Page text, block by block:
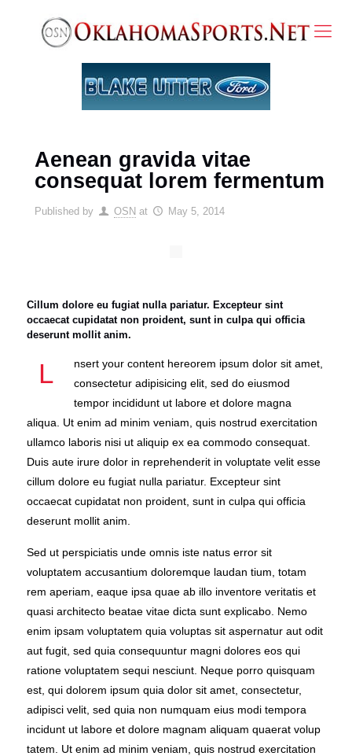
Aenean gravida vitae
consequat lorem fermentum
Published by OSN at May 5, 2014
Cillum dolore eu fugiat nulla pariatur. Excepteur sint
occaecat cupidatat non proident, sunt in culpa qui officia
deserunt mollit anim.
L
nsert your content hereorem ipsum dolor sit amet,
consectetur adipisicing elit, sed do eiusmod
tempor incididunt ut labore et dolore magna
aliqua. Ut enim ad minim veniam, quis nostrud exercitation
ullamco laboris nisi ut aliquip ex ea commodo consequat.
Duis aute irure dolor in reprehenderit in voluptate velit esse
cillum dolore eu fugiat nulla pariatur. Excepteur sint
occaecat cupidatat non proident, sunt in culpa qui officia
deserunt mollit anim.
Sed ut perspiciatis unde omnis iste natus error sit
voluptatem accusantium doloremque laudan tium, totam
rem aperiam, eaque ipsa quae ab illo inventore veritatis et
quasi architecto beatae vitae dicta sunt explicabo. Nemo
enim ipsam voluptatem quia voluptas sit aspernatur aut odit
aut fugit, sed quia consequuntur magni dolores eos qui
ratione voluptatem sequi nesciunt. Neque porro quisquam
est, qui dolorem ipsum quia dolor sit amet, consectetur,
adipisci velit, sed quia non numquam eius modi tempora
incidunt ut labore et dolore magnam aliquam quaerat volup
tatem. Ut enim ad minim veniam, quis nostrud exercitation